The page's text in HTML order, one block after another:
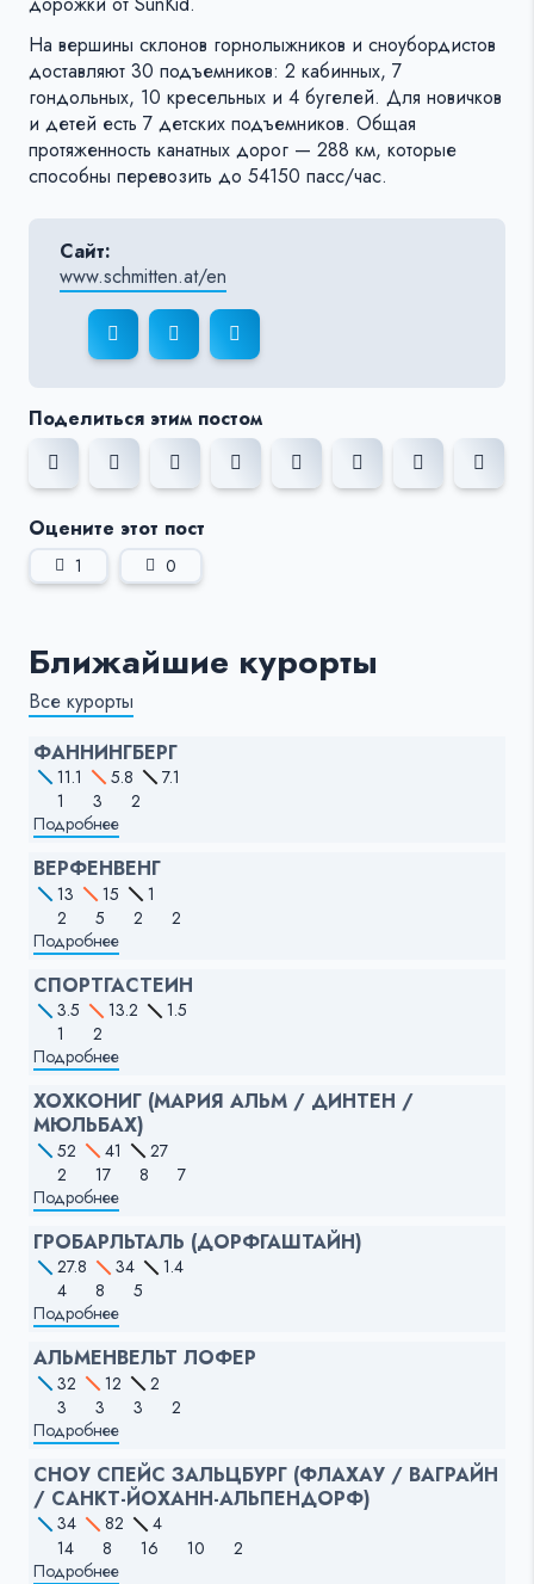
На вершины склонов горнолыжников и сноубордистов
доставляют 30 подъемников: 2 кабинных, 7
гондольных, 10 кресельных и 4 бугелей. Для новичков
и детей есть 7 детских подъемников. Общая
протяженность канатных дорог — 288 км, которые
способны перевозить до 54150 пасс/час.
Сайт:
www.schmitten.at/en
Поделиться этим постом
Оцените этот пост
1 0
Ближайшие курорты
Все курорты
ФАННИНГБЕРГ
11.1 5.8
7.1
1
3
2
Подробнее
ВЕРФЕНВЕНГ
13 15
1
2
5 2
2
Подробнее
СПОРТГАСТЕИН
3.5 13.2
1.5
1
2
Подробнее
ХОХКОНИГ (МАРИЯ АЛЬМ / ДИНТЕН /
МЮЛЬБАХ)
52 41
27
2
17 8
7
Подробнее
ГРОБАРЛЬТАЛЬ (ДОРФГАШТАЙН)
27.8 34
1.4
4
8
5
Подробнее
АЛЬМЕНВЕЛЬТ ЛОФЕР
32 12
2
3
3 3
2
Подробнее
СНОУ СПЕЙС ЗАЛЬЦБУРГ (ФЛАХАУ / ВАГРАЙН
/ САНКТ-ЙОХАНН-АЛЬПЕНДОРФ)
34 82
4
14
8 16 10
2
Подробнее